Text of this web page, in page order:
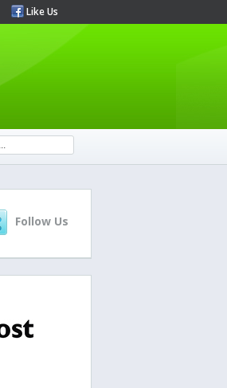
Like Us
Follow Us